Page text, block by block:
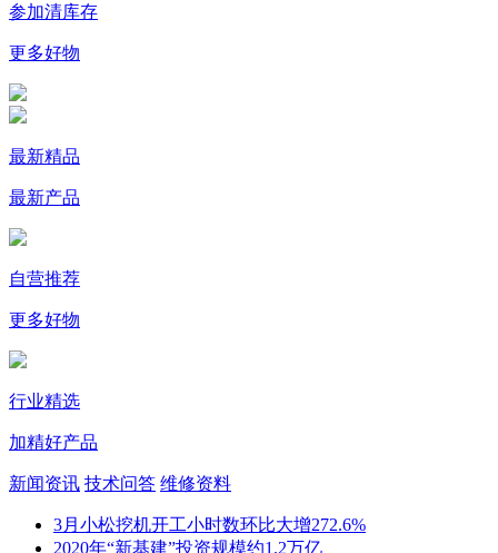
参加清库存
更多好物
最新精品
最新产品
自营推荐
更多好物
行业精选
加精好产品
新闻资讯 技术问答 维修资料
3月小松挖机开工小时数环比大增272.6%
2020年“新基建”投资规模约1.2万亿